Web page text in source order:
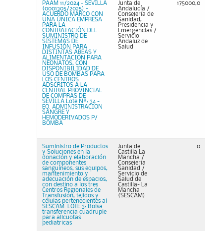
PAAM 11/2024 - SEVILLA
(0001305/2025) -
ACUERDO MARCO CON
UNA ÚNICA EMPRESA
PARA LA
CONTRATACIÓN DEL
SUMINISTRO DE
SISTEMAS DE
INFUSIÓN PARA
DISTINTAS ÁREAS Y
ALIMENTACIÓN PARA
NEONATOS, CON
DISPONIBILIDAD DE
USO DE BOMBAS PARA
LOS CENTROS
ADSCRITOS A LA
CENTRAL PROVINCIAL
DE COMPRAS DE
SEVILLA Lote Nº: 34 -
EQ. ADMINISTRACION
SANGRE Y
HEMODERIVADOS P/
BOMBA
Junta de
Andalucía /
Consejería de
Sanidad,
Presidencia y
Emergencias /
Servicio
Andaluz de
Salud
175000,0
Suministro de Productos
y Soluciones en la
donación y elaboración
de componentes
sanguíneos, sus equipos,
mantenimiento y
adecuación de espacios,
con destino a los tres
Centros Regionales de
Transfusión, tejidos y
células pertenecientes al
SESCAM. LOTE 3: Bolsa
transferencia cuadruple
para alicuotas
pediatricas
Junta de
Castilla La
Mancha /
Consejería
Sanidad /
Servicio de
Salud de
Castilla- La
Mancha
(SESCAM)
0